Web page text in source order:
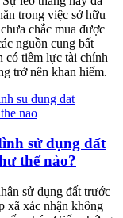
trong việc sở hữu
chắc mua được
nguồn cung bất
có tiềm lực tài chính
trở nên khan hiếm.
sử dụng đất
thế nào?
sử dụng đất trước
xã xác nhận không